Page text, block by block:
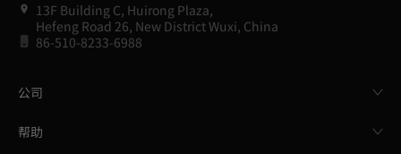
13F Building C, Huirong Plaza,
Hefeng Road 26, New District Wuxi, China
86-510-8233-6988
公司
帮助